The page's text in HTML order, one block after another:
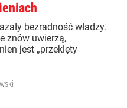
bezradność władzy.
znów uwierzą,
jest „przeklęty